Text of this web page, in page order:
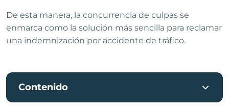
De esta manera, la concurrencia de culpas se
enmarca como la solución más sencilla para reclamar
una indemnización por accidente de tráfico.
Contenido